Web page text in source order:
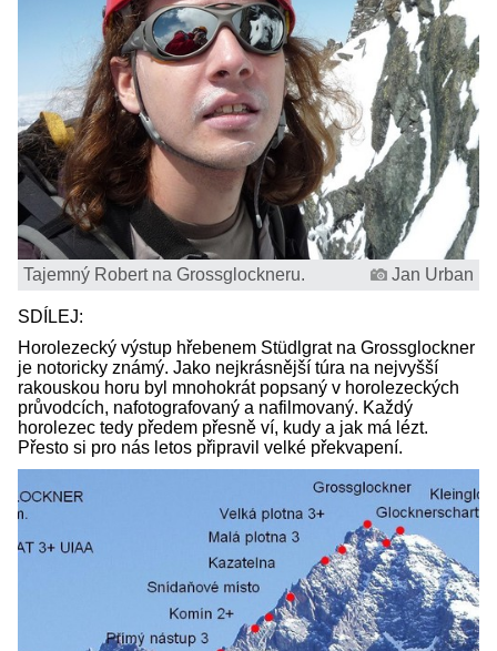
Tajemný Robert na Grossglockneru. Jan Urban
SDÍLEJ:
Horolezecký výstup hřebenem Stüdlgrat na Grossglockner
je notoricky známý. Jako nejkrásnější túra na nejvyšší
rakouskou horu byl mnohokrát popsaný v horolezeckých
průvodcích, nafotografovaný a nafilmovaný. Každý
horolezec tedy předem přesně ví, kudy a jak má lézt.
Přesto si pro nás letos připravil velké překvapení.